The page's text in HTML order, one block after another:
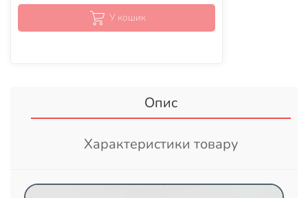
У кошик
Опис
Характеристики товару